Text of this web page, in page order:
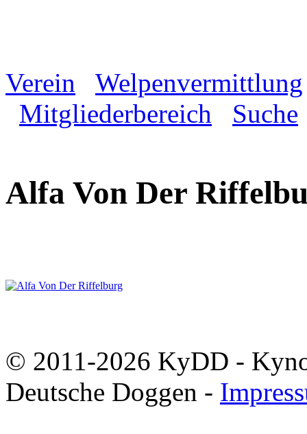
Verein
Welpenvermittlung
Mitgliederbereich
Suche
Alfa Von Der
© 2011-2026 KyDD -
Deutsche Doggen -